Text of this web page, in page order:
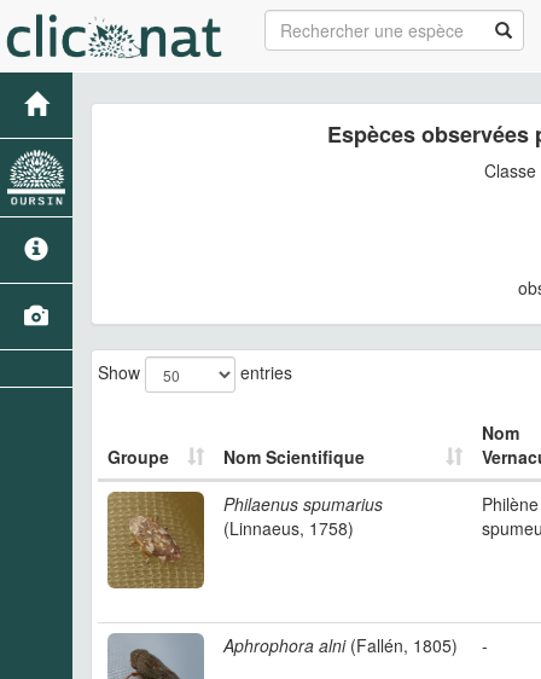
Espèces
Show entries
Groupe Nom Scientifique
Nom
Philaenus spumarius
(Linnaeus, 1758)
Philène
Aphrophora alni(Fallén, 1805) -